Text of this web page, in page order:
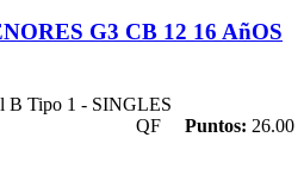
G3 CB 12 16 AñOS
B Tipo 1 - SINGLES
QF
Puntos: 26.00